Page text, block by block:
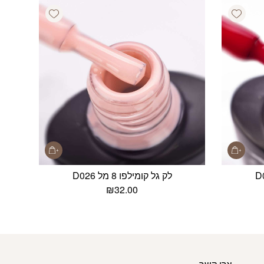
Add wishlist
Add wishlist
לק גל קומילפו 8 מל D026
₪32.00